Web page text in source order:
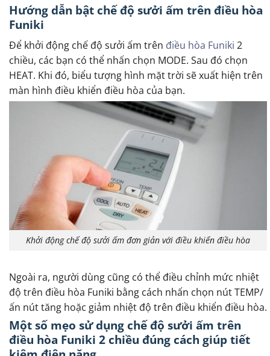
Hướng dẫn bật chế độ sưởi ấm trên điều hòa
Funiki
Để khởi động chế độ sưởi ấm trên điều hòa Funiki 2
chiều, các bạn có thể nhấn chọn MODE. Sau đó chọn
HEAT. Khi đó, biểu tượng hình mặt trời sẽ xuất hiện trên
màn hình điều khiển điều hòa của bạn.
Khởi động chế độ sưởi ấm đơn giản với điều khiển điều hòa
Ngoài ra, người dùng cũng có thể điều chỉnh mức nhiệt
độ trên điều hòa Funiki bằng cách nhấn chọn nút TEMP/
ấn nút tăng hoặc giảm nhiệt độ trên điều khiển điều hòa.
Một số mẹo sử dụng chế độ sưởi ấm trên
điều hòa Funiki 2 chiều đúng cách giúp tiết